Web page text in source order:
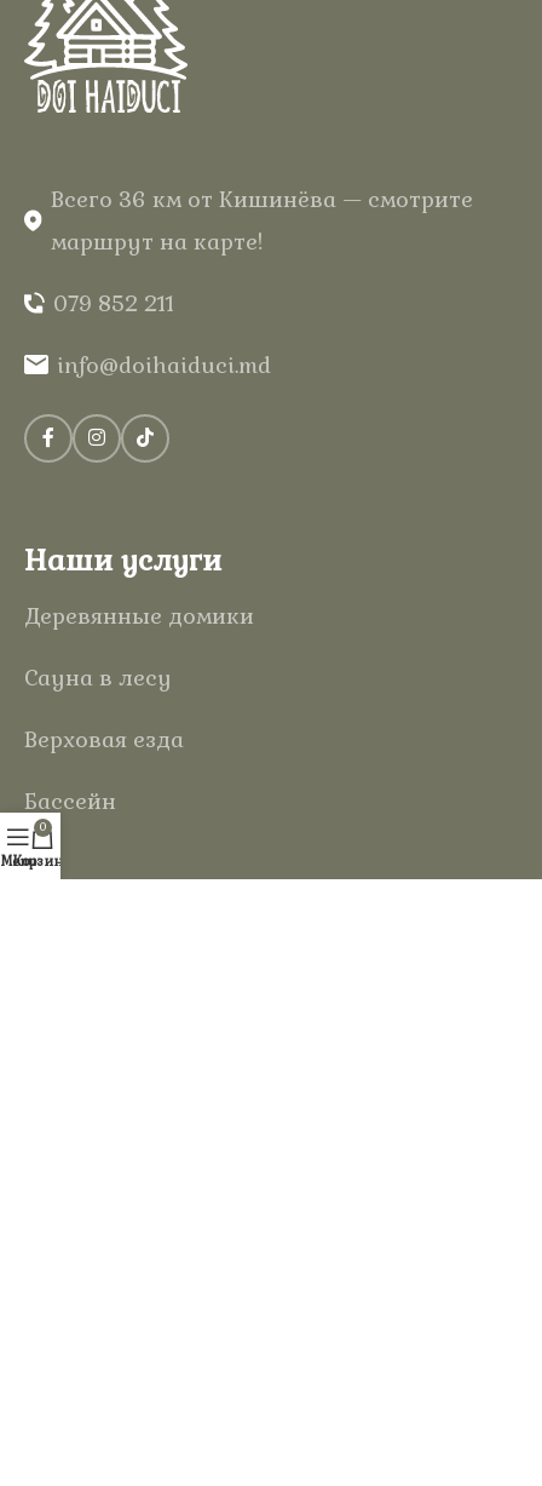
В отеле «Дой Хайдуки» в сердце
Кодр вас ждёт полный отдых
среди леса, в вашем домике из
натурального дерева с тёплой
Всего 36 км от Кишинёва — смотрите
маршрут на карте!
079 852 211
info@doihaiduci.md
Наши услуги
Деревянные домики
Сауна в лесу
Верховая езда
Бассейн
Menu
0
Корзина